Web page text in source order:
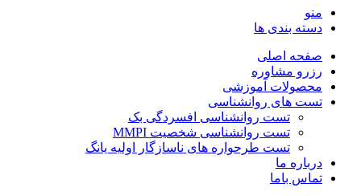
منو
دسته بندی ها
صفحه اصلی
رزرو مشاوره
محصولات آموزشی
تست های روانشناسی
تست روانشناسی افسردگی بک
تست روانشناسی شخصیت MMPI
تست طرحواره های ناسازگار اولیه یانگ
درباره ما
تماس باما